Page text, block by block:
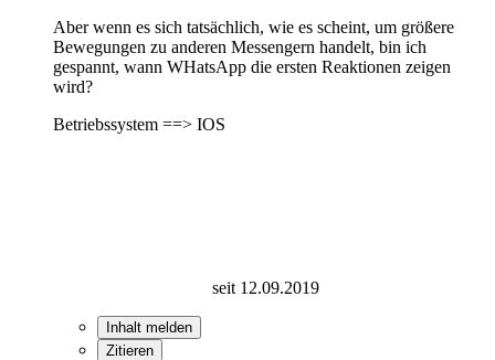
Aber wenn es sich tatsächlich, wie es scheint, um größere
Bewegungen zu anderen Messengern handelt, bin ich
gespannt, wann WHatsApp die ersten Reaktionen zeigen
wird?
Betriebssystem ==> IOS
seit 12.09.2019
Inhalt melden
Zitieren